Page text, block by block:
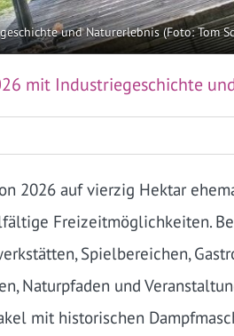
und Naturerlebnis (Foto: Tom
mit Industriegeschichte
2026 auf vierzig Hektar
Freizeitmöglichkeiten.
Spielbereichen,
Naturpfaden und
mit historischen